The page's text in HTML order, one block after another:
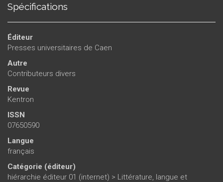
Spécifications
Éditeur
Presses universitaires de Caen
Autre
Contributeurs divers
Revue
Kentron
ISSN
07650590
Langue
français
Catégorie (éditeur)
hiérarchie éditeur 01 (internet) > Littérature, langue et